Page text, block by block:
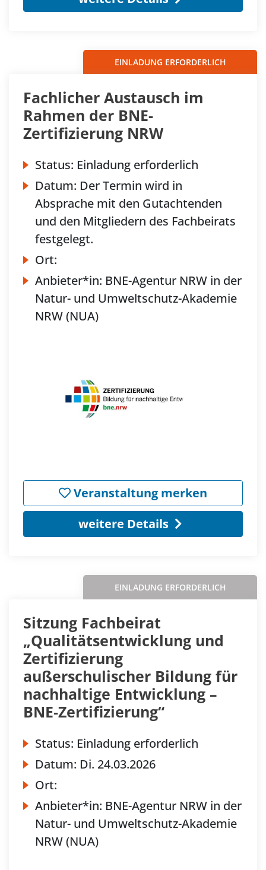
EINLADUNG ERFORDERLICH
Fachlicher Austausch im
Rahmen der BNE-
Zertifizierung NRW
Status: Einladung erforderlich
Datum: Der Termin wird in
Absprache mit den Gutachtenden
und den Mitgliedern des Fachbeirats
festgelegt.
Ort:
Anbieter*in: BNE-Agentur NRW in der
Natur- und Umweltschutz-Akademie
NRW (NUA)
Veranstaltung merken
weitere Details
EINLADUNG ERFORDERLICH
Sitzung Fachbeirat
„Qualitätsentwicklung und
Zertifizierung
außerschulischer Bildung für
nachhaltige Entwicklung –
BNE‐Zertifizierung“
Status: Einladung erforderlich
Datum: Di. 24.03.2026
Ort:
Anbieter*in: BNE-Agentur NRW in der
Natur- und Umweltschutz-Akademie
NRW (NUA)